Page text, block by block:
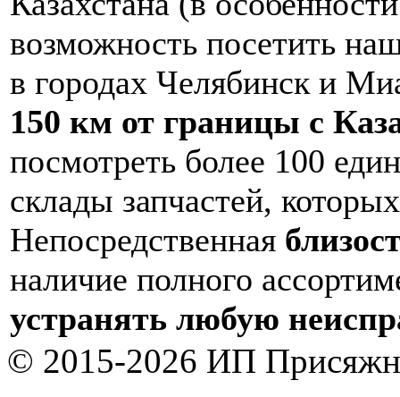
возможность посетить
в городах Челябинск и
150 км от границы с
посмотреть более 100
склады запчастей,
Непосредственная
наличие полного
устранять любую
© 2015-2026 ИП